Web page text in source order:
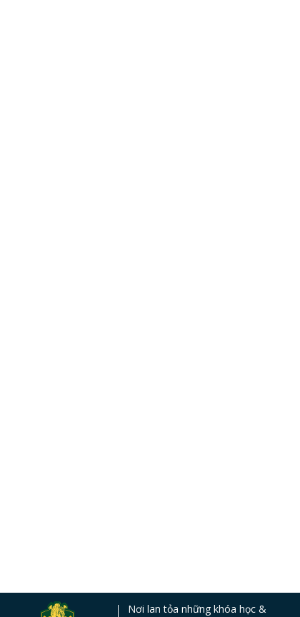
Nơi lan tỏa những khóa học &